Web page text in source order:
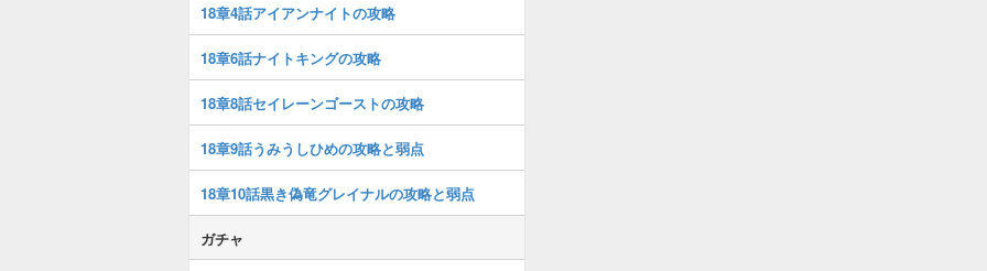
18章4話アイアンナイトの攻略
18章6話ナイトキングの攻略
18章8話セイレーンゴーストの攻略
18章9話うみうしひめの攻略と弱点
18章10話黒き偽竜グレイナルの攻略と弱点
ガチャ